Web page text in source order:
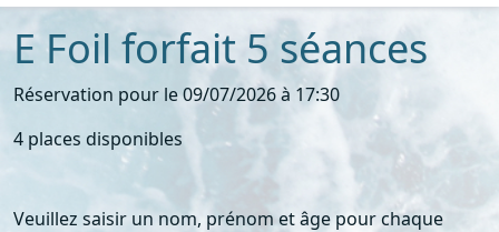
E Foil forfait 5 séances
Réservation pour le 09/07/2026 à 17:30
4 places disponibles
Veuillez saisir un nom, prénom et âge pour chaque